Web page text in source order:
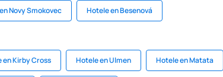
Novy Smokovec Hotele en Besenová
en Kirby Cross Hotele en Ulmen Hotele en Matata